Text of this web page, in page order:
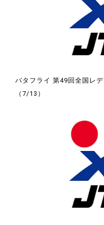
バタフライ 第49回全国レ
（7/13）